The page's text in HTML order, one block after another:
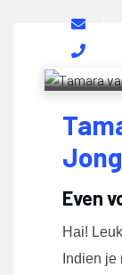
Even
Hai!
Indien